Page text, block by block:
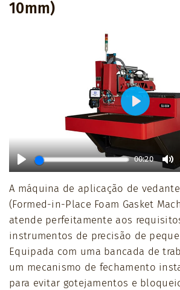
10mm)
Play
00:20
Play
A máquina de aplicação de
(Formed-in-Place Foam Gasket
atende perfeitamente aos
instrumentos de precisão de
Equipada com uma bancada de
um mecanismo de fechamento
para evitar gotejamentos e